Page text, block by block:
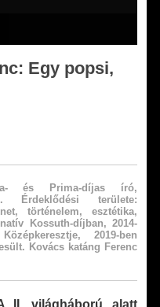
Egy popsi,
és Prima-díjas író,
Érdeklődési területe:
történelem, esztétika,
Kossuth-díjban, 2014-
2019-ben
Kovács katáng Ferenc